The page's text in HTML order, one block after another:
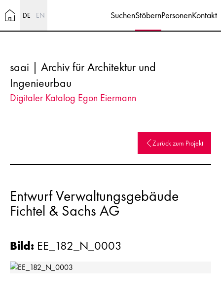
DE EN SuchenStöbernPersonenKontakt
saai | Archiv für Architektur und
Ingenieurbau
Digitaler Katalog Egon Eiermann
Zurück zum Projekt
Entwurf Verwaltungsgebäude
Fichtel & Sachs AG
Bild: EE_182_N_0003